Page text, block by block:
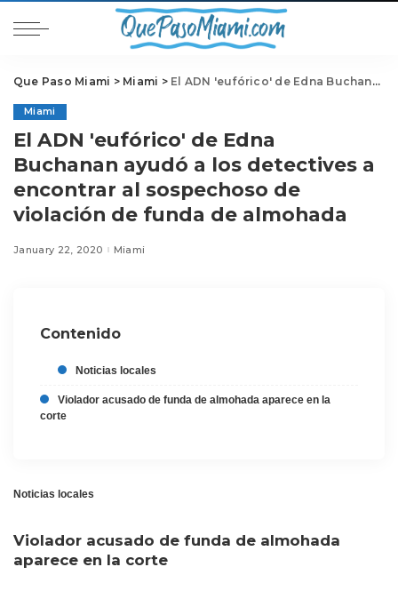
Que Paso Miami > Miami > El ADN 'eufórico' de Edna Buchanan ayudó a los detectives a encontrar al sospechoso de violación de funda de almohada
Miami
El ADN 'eufórico' de Edna
Buchanan ayudó a los detectives a
encontrar al sospechoso de
violación de funda de almohada
January 22, 2020 Miami
Contenido
Noticias locales
Violador acusado de funda de almohada aparece en la
corte
Noticias locales
Violador acusado de funda de almohada
aparece en la corte